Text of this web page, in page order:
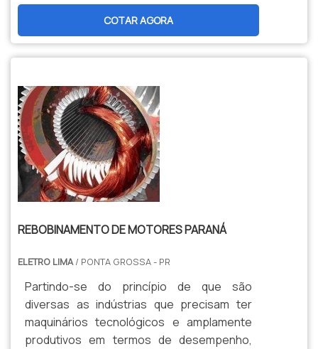
COTAR AGORA
REBOBINAMENTO DE MOTORES PARANÁ
ELETRO LIMA/ PONTA GROSSA - PR
Partindo-se do princípio de que são
diversas as indústrias que precisam ter
maquinários tecnológicos e amplamente
produtivos em termos de desempenho,